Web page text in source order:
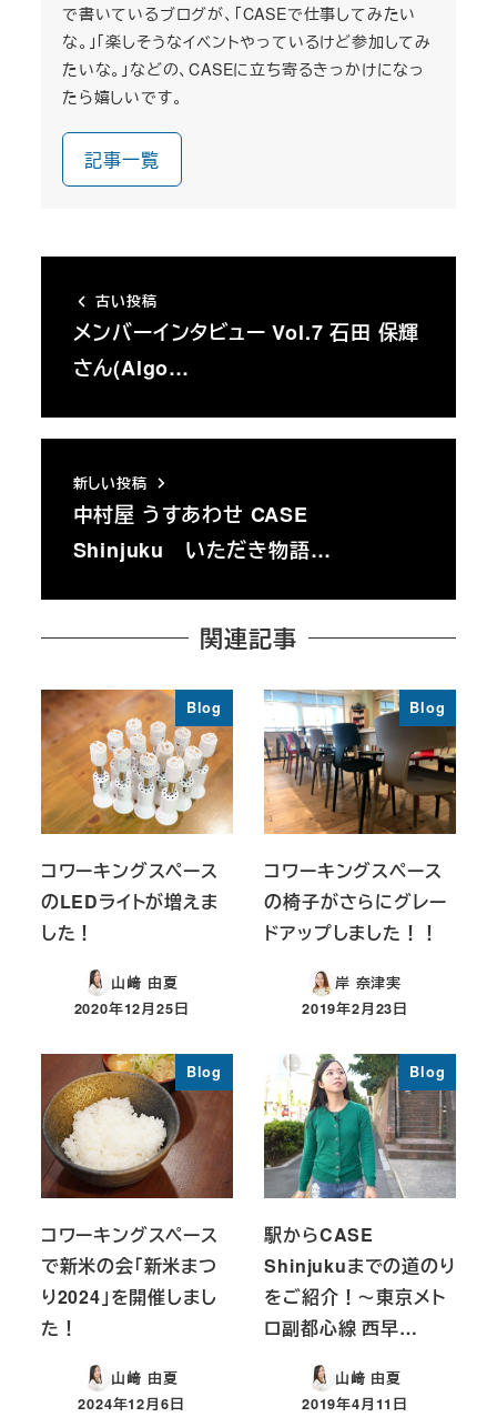
で書いているブログが、「CASEで仕事してみたい
な。」「楽しそうなイベントやっているけど参加してみ
たいな。」などの、CASEに立ち寄るきっかけになっ
たら嬉しいです。
記事一覧
古い投稿
メンバーインタビュー Vol.7 石田 保輝
さん(Algo…
新しい投稿
中村屋 うすあわせ CASE
Shinjuku いただき物語…
関連記事
Blog
コワーキングスペース
のLEDライトが増えま
した！
山﨑 由夏
投稿日
2020年12月25日
Blog
コワーキングスペース
の椅子がさらにグレー
ドアップしました！！
岸 奈津実
投稿日
2019年2月23日
Blog
コワーキングスペース
で新米の会「新米まつ
り2024」を開催しまし
た！
山﨑 由夏
投稿日
2024年12月6日
Blog
駅からCASE
Shinjukuまでの道のり
をご紹介！～東京メト
ロ副都心線 西早…
山﨑 由夏
投稿日
2019年4月11日